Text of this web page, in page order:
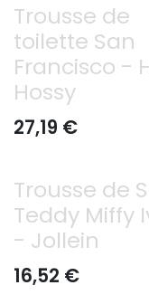
Trousse de
toilette San
Francisco -
Hossy
27,19 €
Trousse de
Teddy Miffy
- Jollein
16,52 €